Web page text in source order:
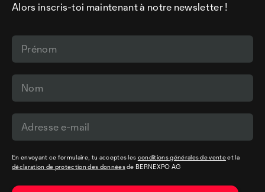
Alors inscris-toi maintenant à notre newsletter !
En envoyant ce formulaire, tu acceptes les conditions générales de venteet la
déclaration de protection des donnéesde BERNEXPO AG